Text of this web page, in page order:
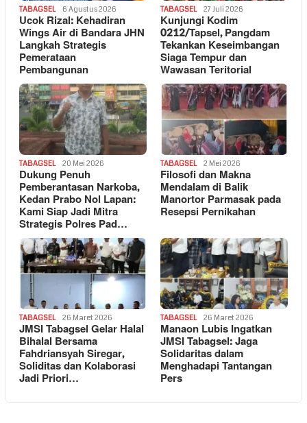
TABAGSEL 6 Agustus 2026
Ucok Rizal: Kehadiran
Wings Air di Bandara JHN
Langkah Strategis
Pemerataan
Pembangunan
TABAGSEL 27 Juli 2026
Kunjungi Kodim
0212/Tapsel, Pangdam
Tekankan Keseimbangan
Siaga Tempur dan
Wawasan Teritorial
TABAGSEL 20 Mei 2026
Dukung Penuh
Pemberantasan Narkoba,
Kedan Prabo Nol Lapan:
Kami Siap Jadi Mitra
Strategis Polres Pad…
TABAGSEL 2 Mei 2026
Filosofi dan Makna
Mendalam di Balik
Manortor Parmasak pada
Resepsi Pernikahan
TABAGSEL 26 Maret 2026
JMSI Tabagsel Gelar Halal
Bihalal Bersama
Fahdriansyah Siregar,
Soliditas dan Kolaborasi
Jadi Priori…
TABAGSEL 26 Maret 2026
Manaon Lubis Ingatkan
JMSI Tabagsel: Jaga
Solidaritas dalam
Menghadapi Tantangan
Pers